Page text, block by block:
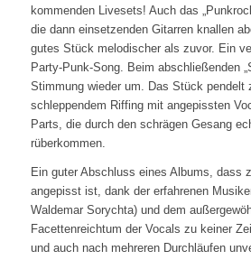
kommenden Livesets! Auch das
die dann einsetzenden Gitarren knallen
gutes Stück melodischer als zuvor. Ein
Party-Punk-Song. Beim abschließenden
Stimmung wieder um. Das Stück pendelt
schleppendem Riffing mit angepissten
Parts, die durch den schrägen Gesang
rüberkommen.
Ein guter Abschluss eines Albums, dass
angepisst ist, dank der erfahrenen
Waldemar Sorychta) und dem
Facettenreichtum der Vocals zu keiner
und auch nach mehreren Durchläufen